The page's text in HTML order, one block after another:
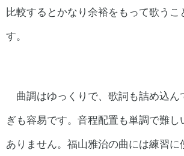
比較するとかなり余裕をもって歌うこ
す。
曲調はゆっくりで、歌詞も詰め込ん
ぎも容易です。音程配置も単調で難
ありません。福山雅治の曲には練習に